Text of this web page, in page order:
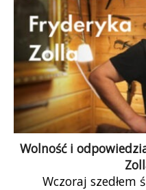
Wolność i
Wczoraj szedłem